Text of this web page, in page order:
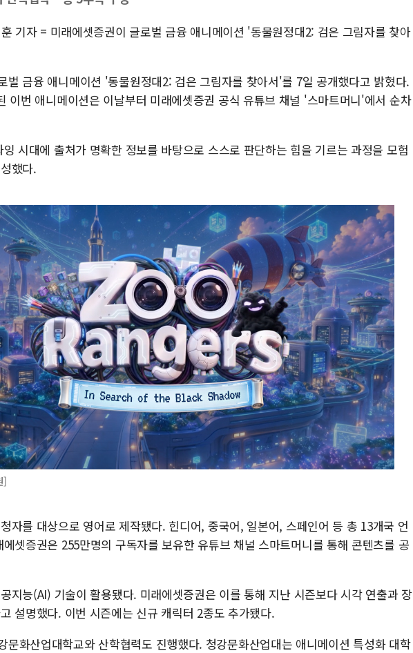
기자 = 미래에셋증권이 글로벌 금융 애니메이션 '동물원정대2: 검은 그림자를 찾아
벌 금융 애니메이션 '동물원정대2: 검은 그림자를 찾아서'를 7일 공개했다고 밝혔다.
이번 애니메이션은 이날부터 미래에셋증권 공식 유튜브 채널 '스마트머니'에서 순차
시대에 출처가 명확한 정보를 바탕으로 스스로 판단하는 힘을 기르는 과정을 모험
했다.
]
자를 대상으로 영어로 제작됐다. 힌디어, 중국어, 일본어, 스페인어 등 총 13개국 언
셋증권은 255만명의 구독자를 보유한 유튜브 채널 스마트머니를 통해 콘텐츠를 공
지능(AI) 기술이 활용됐다. 미래에셋증권은 이를 통해 지난 시즌보다 시각 연출과 장
설명했다. 이번 시즌에는 신규 캐릭터 2종도 추가됐다.
문화산업대학교와 산학협력도 진행했다. 청강문화산업대는 애니메이션 특성화 대학